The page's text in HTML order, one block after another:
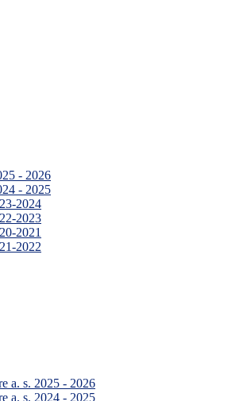
- 2026
- 2025
2024
2023
2021
2022
a. s. 2025 - 2026
a. s. 2024 - 2025